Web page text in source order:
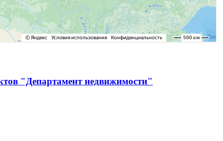
"Департамент недвижимости"